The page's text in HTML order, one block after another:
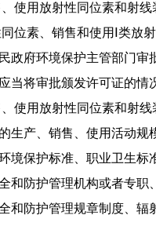
使用放射性同位素和射
位素、销售和使用Ⅰ类放
政府环境保护主管部门审
当将审批颁发许可证的情
使用放射性同位素和射线
生产、销售、使用活动
境保护标准、职业卫生
和防护管理机构或者专职
和防护管理规章制度、辐